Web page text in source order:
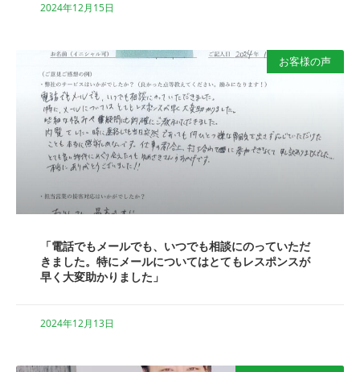
2024年12月15日
お客様の声
「電話でもメールでも、いつでも相談にのっていただ
きました。特にメールについてはとてもレスポンスが
早く大変助かりました」
2024年12月13日